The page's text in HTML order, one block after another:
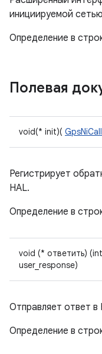
инициируемой
Определение в
Полевая
void(* init)(
Регистрирует
HAL.
Определение в
void (* ответить)
user_response)
Отправляет ответ в
Определение в